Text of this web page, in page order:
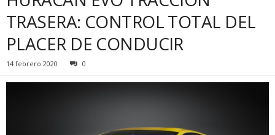
TRASERA: CONTROL TOTAL DEL
PLACER DE CONDUCIR
14 febrero 2020 0